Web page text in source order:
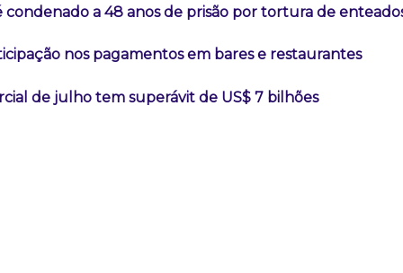
condenado a 48 anos de prisão por tortura de
nos pagamentos em bares e restaurantes
de julho tem superávit de US$ 7 bilhões